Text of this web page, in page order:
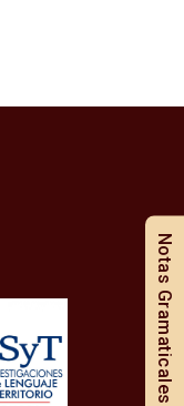
Notas Gramaticales